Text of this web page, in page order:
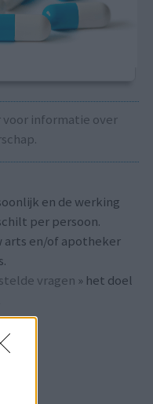
voor informatie over
en de werking
per persoon.
arts en/of apotheker
vragen » het doel